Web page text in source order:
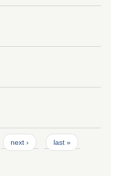
next › last »